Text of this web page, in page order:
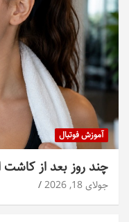
آموزش فوتبال
چند روز بعد از کاشت
جولای 18, 2026